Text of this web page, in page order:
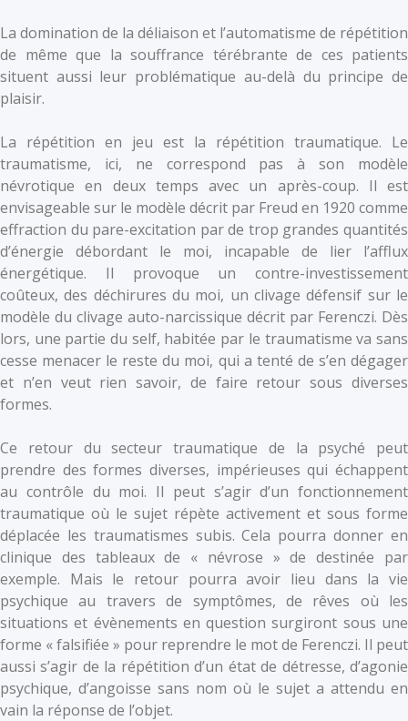
La domination de la déliaison et l’automatisme de répétition
de même que la souffrance térébrante de ces patients
situent aussi leur problématique au-delà du principe de
plaisir.
La répétition en jeu est la répétition traumatique. Le
traumatisme, ici, ne correspond pas à son modèle
névrotique en deux temps avec un après-coup. Il est
envisageable sur le modèle décrit par Freud en 1920 comme
effraction du pare-excitation par de trop grandes quantités
d’énergie débordant le moi, incapable de lier l’afflux
énergétique. Il provoque un contre-investissement
coûteux, des déchirures du moi, un clivage défensif sur le
modèle du clivage auto-narcissique décrit par Ferenczi. Dès
lors, une partie du self, habitée par le traumatisme va sans
cesse menacer le reste du moi, qui a tenté de s’en dégager
et n’en veut rien savoir, de faire retour sous diverses
formes.
Ce retour du secteur traumatique de la psyché peut
prendre des formes diverses, impérieuses qui échappent
au contrôle du moi. Il peut s’agir d’un fonctionnement
traumatique où le sujet répète activement et sous forme
déplacée les traumatismes subis. Cela pourra donner en
clinique des tableaux de « névrose » de destinée par
exemple. Mais le retour pourra avoir lieu dans la vie
psychique au travers de symptômes, de rêves où les
situations et évènements en question surgiront sous une
forme « falsifiée » pour reprendre le mot de Ferenczi. Il peut
aussi s’agir de la répétition d’un état de détresse, d’agonie
psychique, d’angoisse sans nom où le sujet a attendu en
vain la réponse de l’objet.